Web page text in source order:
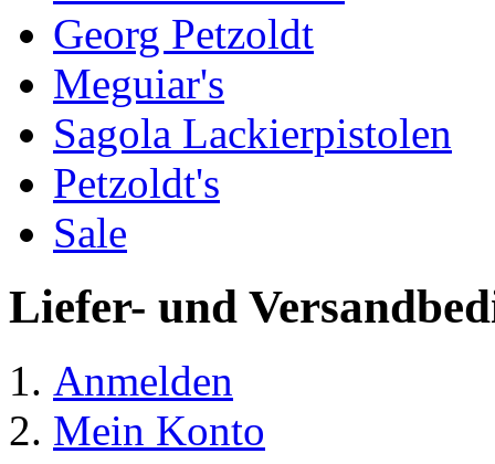
Georg Petzoldt
Meguiar's
Sagola Lackierpistolen
Petzoldt's
Sale
Liefer- und
Anmelden
Mein Konto